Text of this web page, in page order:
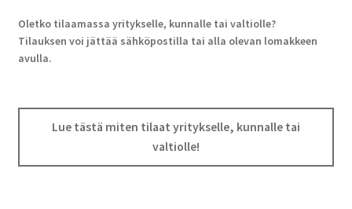
Oletko tilaamassa yritykselle, kunnalle tai valtiolle?
Tilauksen voi jättää sähköpostilla tai alla olevan lomakkeen
avulla.
Lue tästä miten tilaat yritykselle, kunnalle tai
valtiolle!